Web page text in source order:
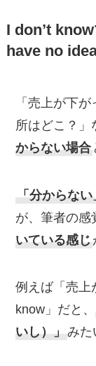
I don’t
have no
「売上が下
所はどこ？」
からない場合
「分からな
が、筆者の感
いている感じ
例えば「売上
know」だと、
いし）」 みた